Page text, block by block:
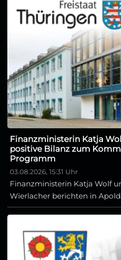
Finanzministerin Katja
positive Bilanz zum
Programm
03.08.2026, 15:31 Uhr
Finanzministerin Katja Wolf
Wierlacher berichten in